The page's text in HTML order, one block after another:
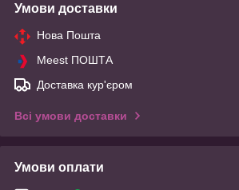
Умови доставки
Нова Пошта
Meest ПОШТА
Доставка кур'єром
Всі умови доставки
Умови оплати